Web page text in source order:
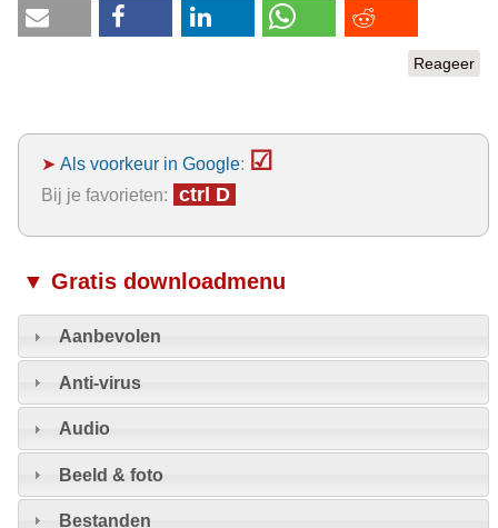
Reageer
➤ Als voorkeur in Google: ☑
Bij je favorieten: ctrl D
▼ Gratis downloadmenu
Aanbevolen
Anti-virus
Audio
Beeld & foto
Bestanden